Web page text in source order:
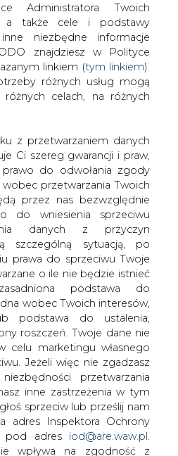
danych z przyczyn
szczególną sytuacją, po
prawa do sprzeciwu Twoje
o ile nie będzie istnieć
podstawa do
wobec Twoich interesów,
podstawa do ustalenia,
roszczeń. Twoje dane nie
celu marketingu własnego
Jeżeli więc nie zgadzasz
przetwarzania
inne zastrzeżenia w tym
sprzeciw lub prześlij nam
adres Inspektora Ochrony
pod adres
iod@are.waw.pl
wpływa na zgodność z
dokonanego przed jej
możesz określić warunki
do plików cookies w
internetowej.
wykorzystanie technologii
kliknąć poniższy przycisk
Energii S.A Wydawca portalu
#RYNEK
narzędzi sztucznej inteligencji.
się na włączenie publikacji do
akceptację zasad korzystania z portalu
wyślij